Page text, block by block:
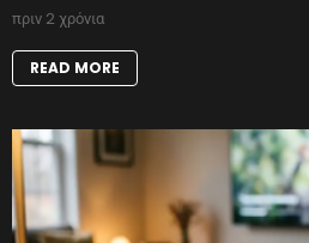
πριν 2 χρόνια
READ MORE